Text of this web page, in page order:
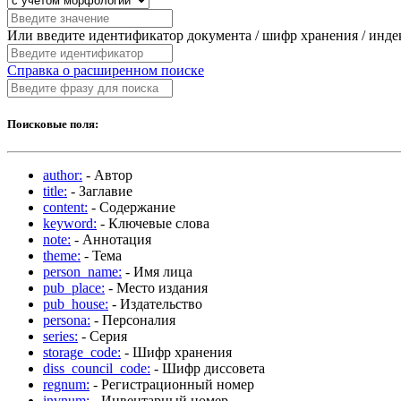
Или введите идентификатор документа / шифр хранения /
Справка о расширенном поиске
Поисковые поля:
author: - Автор
title: - Заглавие
content: - Содержание
keyword: - Ключевые слова
note: - Аннотация
theme: - Тема
person_name: - Имя лица
pub_place: - Место издания
pub_house: - Издательство
persona: - Персоналия
series: - Серия
storage_code: - Шифр хранения
diss_council_code: - Шифр диссовета
regnum: - Регистрационный номер